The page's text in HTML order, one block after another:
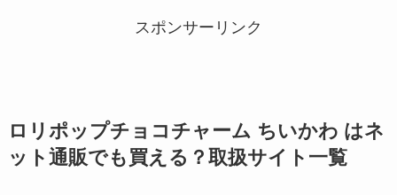
スポンサーリンク
ロリポップチョコチャーム ちいかわ はネ
ット通販でも買える？取扱サイト一覧